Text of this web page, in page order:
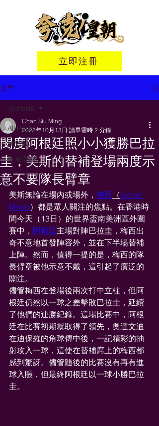
立即注冊
文章
All Posts
娛樂城
夸克皇朝
All Posts
閔度阿根廷照小小獲勝巴拉
圭，美斯的替補登場兩度示
意不要隊長臂章
Chan Siu Ming
2023年10月13日 讀畢需時 2 分鐘
美斯無論在場內或場外， 梅西 （Lionel
Messi）都是眾人關注的焦點。在香港時
間今天（13日）的世界盃南美洲區外圍
賽中， 阿根廷主場對陣巴拉圭，梅西出
奇不意地首發陣容外，並在下半場替補
上陣。然而，值得一提的是，梅西的隊
長臂章被他示意不戴，這引起了廣泛的
關注。
儘管梅西在登場後兩次打中立柱，但阿
根廷仍然以一球之差擊敗巴拉圭，延續
了他們的連勝紀錄。這場比賽中，阿根
廷在比賽初期就取得了領先，奧達文迪
在迪保羅的角球傳中後，一記精彩的抽
射攻入一球，這使在替補席上的梅西都
感到驚訝。儘管隨後的比賽沒有再有進
球入賬，但最終阿根廷以一球小勝巴拉
圭。